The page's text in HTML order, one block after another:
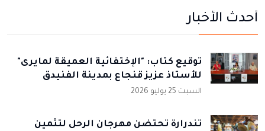
أحدث الأخبار
توقيع كتاب: "الإختفائية العميقة لمايرى"
للأستاذ عزيز قنجاع بمدينة الفنيدق
السبت 25 يوليو 2026
تندرارة تحتضن مهرجان الرحل لتثمين